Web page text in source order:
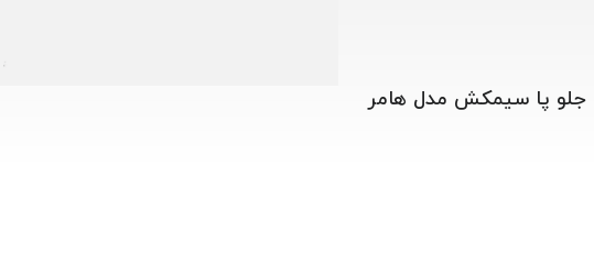
جلو پا سیمکش مدل هامر